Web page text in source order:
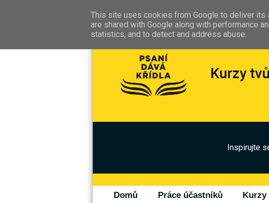
Inspirujte
Domů Práce účastníků Kurzy
This site uses cookies from Google to deliver its
are shared with Google along with performance
statistics, and to detect and address abuse.